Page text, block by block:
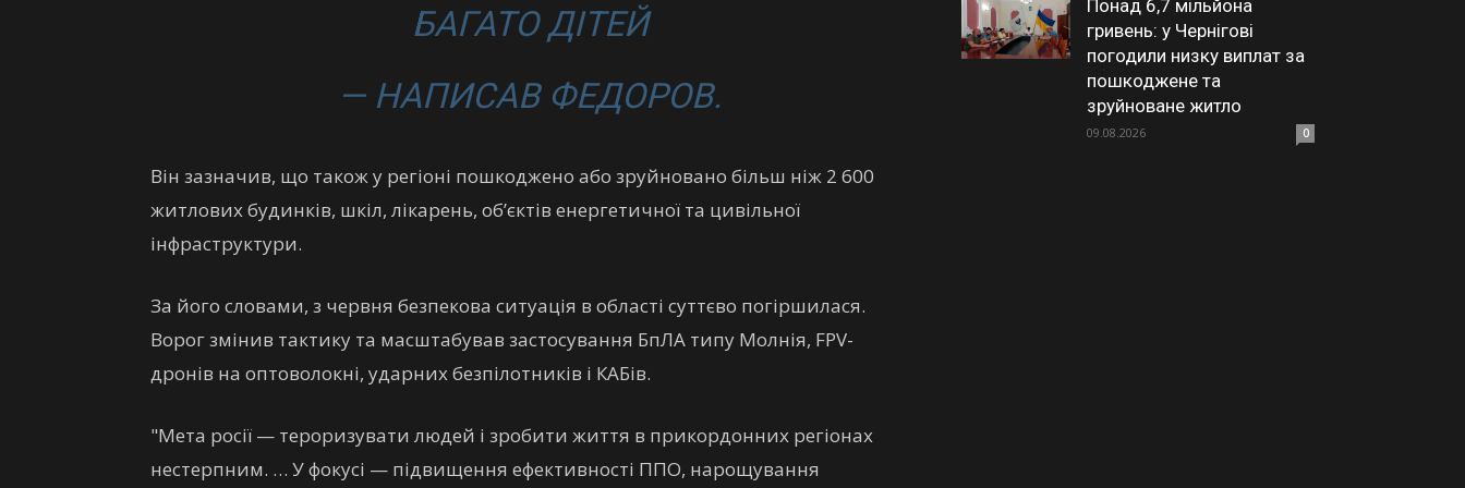
БАГАТО ДІТЕЙ
— НАПИСАВ ФЕДОРОВ.
Він зазначив, що також у регіоні пошкоджено або зруйновано більш ніж 2 600
житлових будинків, шкіл, лікарень, об’єктів енергетичної та цивільної
інфраструктури.
За його словами, з червня безпекова ситуація в області суттєво погіршилася.
Ворог змінив тактику та масштабував застосування БпЛА типу Молнія, FPV-
дронів на оптоволокні, ударних безпілотників і КАБів.
"Мета росії — тероризувати людей і зробити життя в прикордонних регіонах
нестерпним. … У фокусі — підвищення ефективності ППО, нарощування
Понад 6,7 мільйона
гривень: у Чернігові
погодили низку виплат за
пошкоджене та
зруйноване житло
09.08.2026 0